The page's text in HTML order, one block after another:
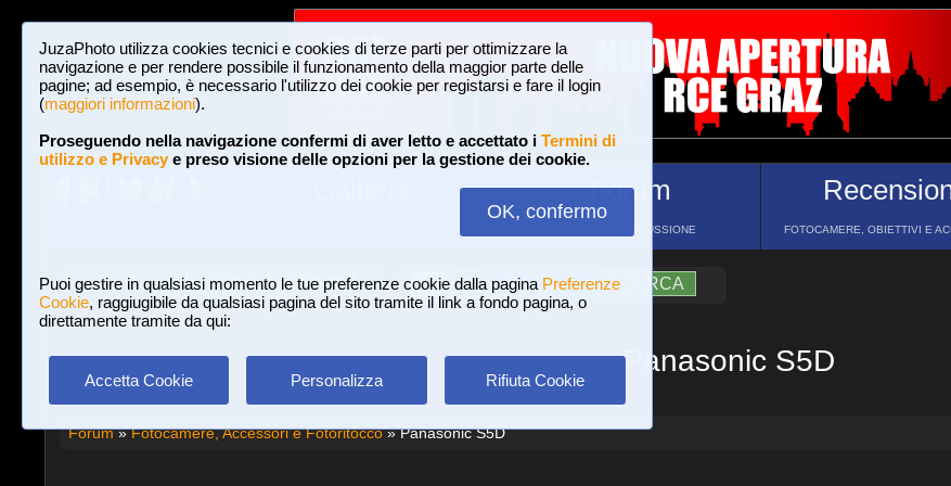
JuzaPhoto utilizza cookies tecnici e cookies di terze parti per ottimizzare la
navigazione e per rendere possibile il funzionamento della maggior parte delle
pagine; ad esempio, è necessario l'utilizzo dei cookie per registarsi e fare il login
(maggiori informazioni).
Proseguendo nella navigazione confermi di aver letto e accettato i Termini di
utilizzo e Privacye preso visione delle opzioni per la gestione dei cookie.
OK, confermo
Puoi gestire in qualsiasi momento le tue preferenze cookie dalla pagina Preferenze
Cookie, raggiugibile da qualsiasi pagina del sito tramite il link a fondo pagina, o
direttamente tramite da qui:
Accetta Cookie Personalizza Rifiuta Cookie
Forum
FORUM DI DISCUSSIONE FOTOCAMERE, OBIETTIVI E
Login Iscriviti a JuzaPhoto! A A ?AIUTO RICERCA
Panasonic S5D
Forum»Fotocamere, Accessori e Fotoritocco» Panasonic S5D